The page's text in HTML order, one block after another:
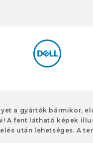
a gyártók bármikor,
fent látható képek
után lehetséges. A